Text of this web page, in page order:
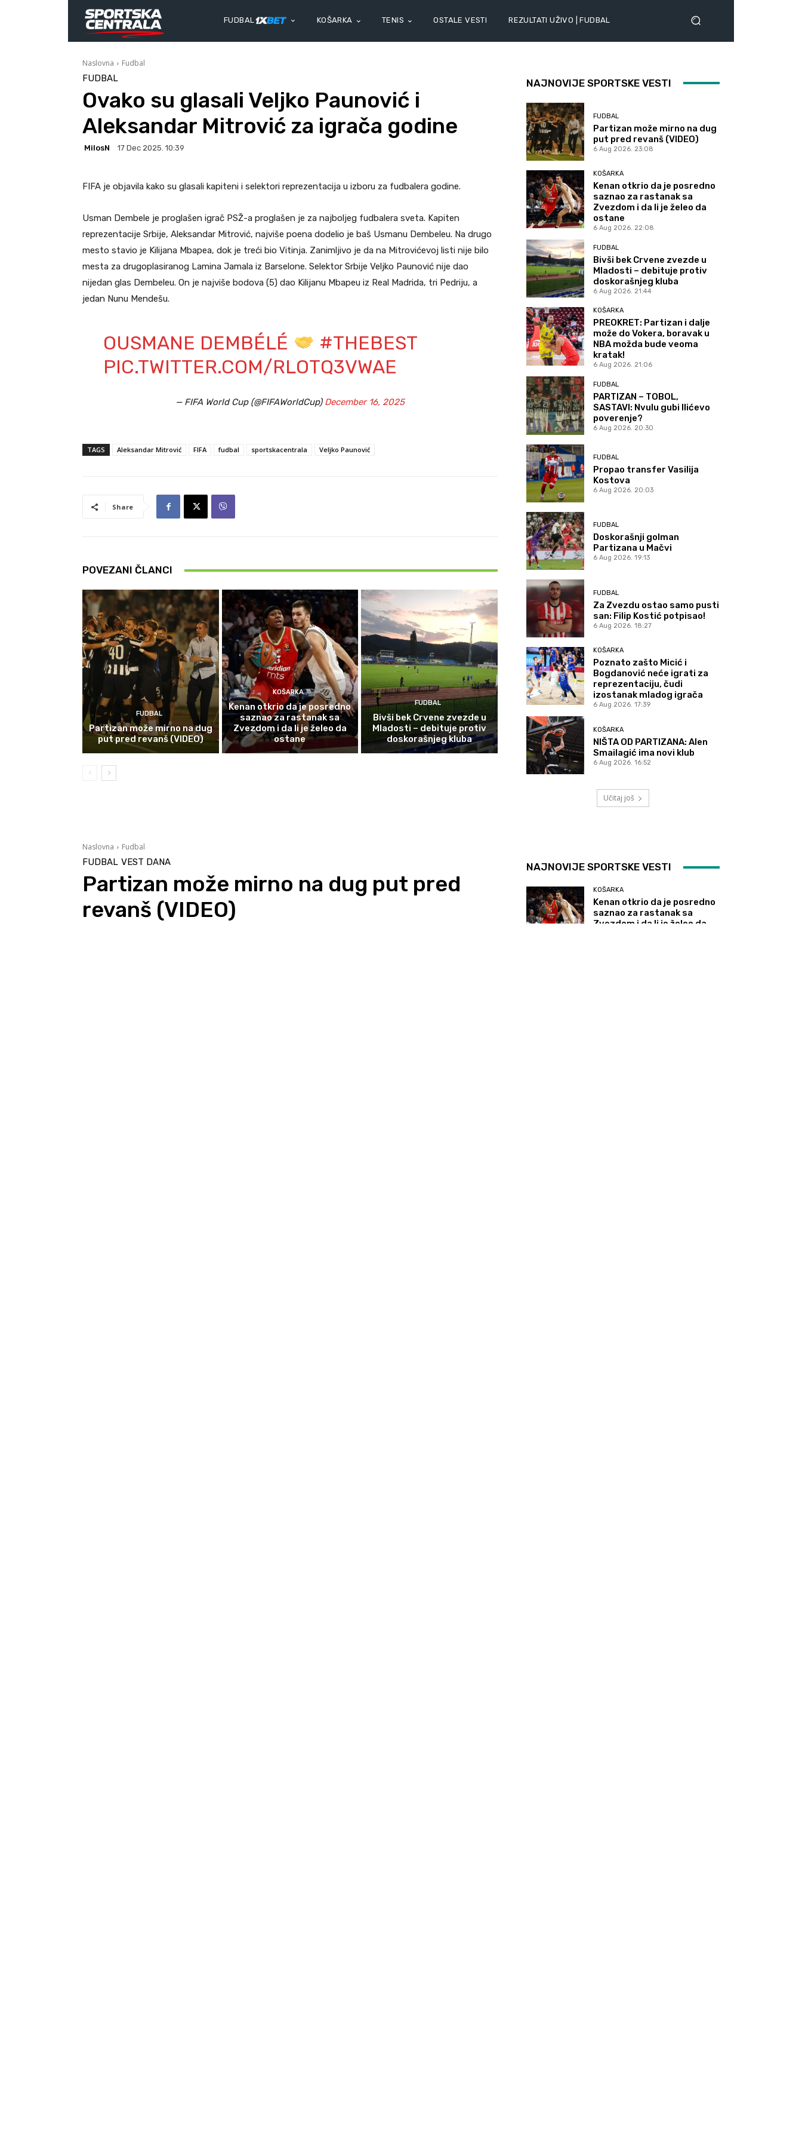
FUDBAL KOŠARKA TENIS OSTALE VESTI REZULTATI UŽIVO | FUDBAL
Naslovna Fudbal
FUDBAL
Ovako su glasali Veljko Paunović i
Aleksandar Mitrović za igrača godine
MilosN 17 Dec 2025. 10:39
FIFA je objavila kako su glasali kapiteni i selektori reprezentacija u izboru za fudbalera godine.
Usman Dembele je proglašen igrač PSŽ-a proglašen je za najboljeg fudbalera sveta. Kapiten
reprezentacije Srbije, Aleksandar Mitrović, najviše poena dodelio je baš Usmanu Dembeleu. Na drugo
mesto stavio je Kilijana Mbapea, dok je treći bio Vitinja. Zanimljivo je da na Mitrovićevoj listi nije bilo
mesta za drugoplasiranog Lamina Jamala iz Barselone. Selektor Srbije Veljko Paunović nije dao
nijedan glas Dembeleu. On je najviše bodova (5) dao Kilijanu Mbapeu iz Real Madrida, tri Pedriju, a
jedan Nunu Mendešu.
OUSMANE DEMBÉLÉ
#THEBEST
PIC.TWITTER.COM/RLOTQ3VWAE
— FIFA World Cup (@FIFAWorldCup) December 16, 2025
TAGS Aleksandar Mitrović FIFA fudbal sportskacentrala Veljko Paunović
Share
POVEZANI ČLANCI
FUDBAL
Partizan može mirno na dug
put pred revanš (VIDEO)
KOŠARKA
Kenan otkrio da je posredno
saznao za rastanak sa
Zvezdom i da li je želeo da
ostane
FUDBAL
Bivši bek Crvene zvezde u
Mladosti – debituje protiv
doskorašnjeg kluba
NAJNOVIJE SPORTSKE VESTI
FUDBAL
Partizan može mirno na dug
put pred revanš (VIDEO)
6 Aug 2026. 23:08
KOŠARKA
Kenan otkrio da je posredno
saznao za rastanak sa
Zvezdom i da li je želeo da
ostane
6 Aug 2026. 22:08
FUDBAL
Bivši bek Crvene zvezde u
Mladosti – debituje protiv
doskorašnjeg kluba
6 Aug 2026. 21:44
KOŠARKA
PREOKRET: Partizan i dalje
može do Vokera, boravak u
NBA možda bude veoma
kratak!
6 Aug 2026. 21:06
FUDBAL
PARTIZAN – TOBOL,
SASTAVI: Nvulu gubi Ilićevo
poverenje?
6 Aug 2026. 20:30
FUDBAL
Propao transfer Vasilija
Kostova
6 Aug 2026. 20:03
FUDBAL
Doskorašnji golman
Partizana u Mačvi
6 Aug 2026. 19:13
FUDBAL
Za Zvezdu ostao samo pusti
san: Filip Kostić potpisao!
6 Aug 2026. 18:27
KOŠARKA
Poznato zašto Micić i
Bogdanović neće igrati za
reprezentaciju, čudi
izostanak mladog igrača
6 Aug 2026. 17:39
KOŠARKA
NIŠTA OD PARTIZANA: Alen
Smailagić ima novi klub
6 Aug 2026. 16:52
Učitaj još